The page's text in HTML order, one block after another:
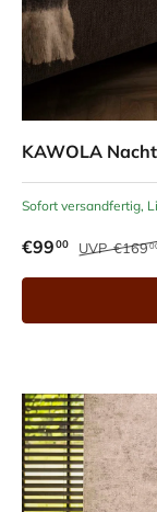
KAWOLA
Sofort versandfertig,
€9900 UVP€169